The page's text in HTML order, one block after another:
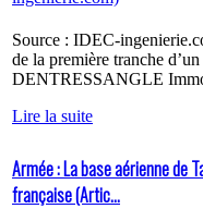
Source : IDEC-
de la première tranche
DENTRESSANGLE
Lire la suite
Armée : La base aérienne de
française (Artic...